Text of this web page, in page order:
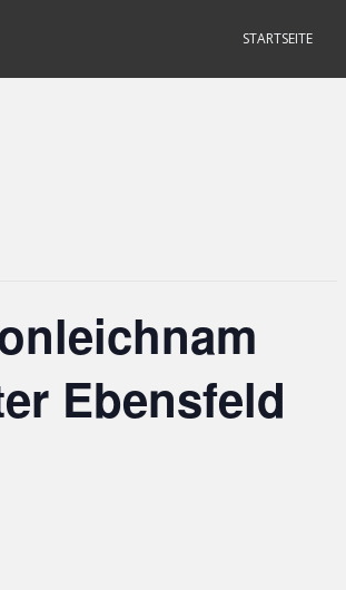
STARTSEITE
Ebensfeld